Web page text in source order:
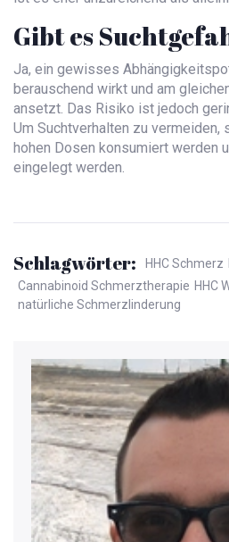
Gibt es
Ja, ein gewisses
berauschend wirkt und am
ansetzt. Das Risiko ist jedoch
Um Suchtverhalten zu vermeiden,
hohen Dosen konsumiert werden
eingelegt werden.
Schlagwörter: HHC Schmerz
Cannabinoid Schmerztherapie HHC
natürliche Schmerzlinderung